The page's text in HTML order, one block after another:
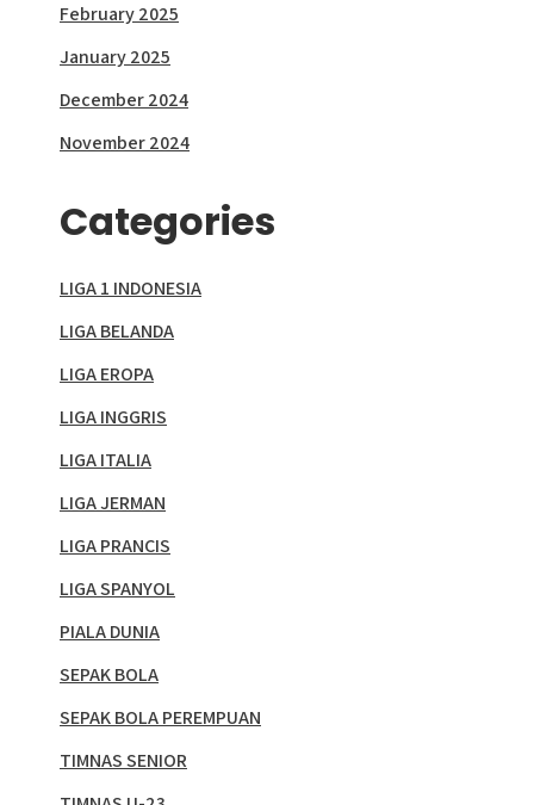
February 2025
January 2025
December 2024
November 2024
Categories
LIGA 1 INDONESIA
LIGA BELANDA
LIGA EROPA
LIGA INGGRIS
LIGA ITALIA
LIGA JERMAN
LIGA PRANCIS
LIGA SPANYOL
PIALA DUNIA
SEPAK BOLA
SEPAK BOLA PEREMPUAN
TIMNAS SENIOR